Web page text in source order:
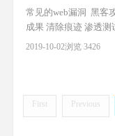
常见的web漏洞 ￼ 黑
成果 清除痕迹 渗透测
黑语法 inurl 网址中包
2019-10-02浏览 3426
First Previous